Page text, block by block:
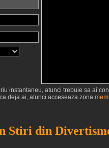
instantaneu, atunci trebuie sa ai
deja ai, atunci acceseaza zona
Stiri din